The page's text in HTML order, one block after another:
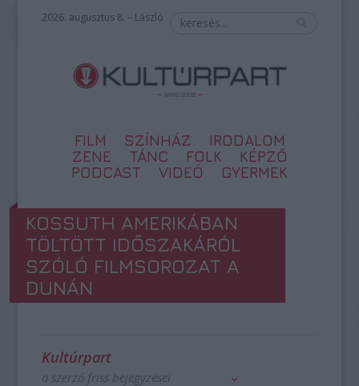
2026. augusztus 8. – László
FILM SZÍNHÁZ
IRODALOM
ZENE
TÁNC FOLK
KÉPZŐ
PODCAST
VIDEÓ GYERMEK
KOSSUTH AMERIKÁBAN
TÖLTÖTT IDŐSZAKÁRÓL
SZÓLÓ FILMSOROZAT A
DUNÁN
Kultúrpart
a szerző friss bejegyzései